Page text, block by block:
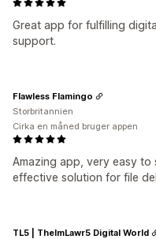
Great app for fulfilling
support.
Amazing app, very easy to
effective solution for file
Flawless Flamingo
Storbritannien
Cirka en måned bruger appen
TL5 | ThelmLawr5 Digital World